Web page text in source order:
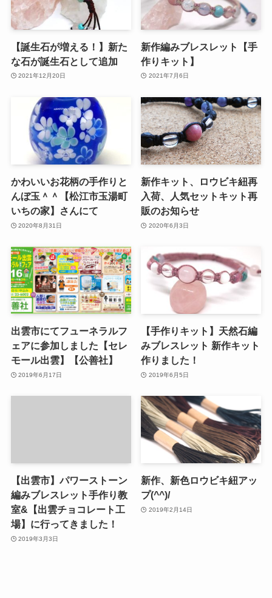
【誕生石が増える！】新た
な石が誕生石として追加
2021年12月20日
新作編みブレスレット【手
作りキット】
2021年7月6日
かわいいお花柄の手作りと
んぼ玉＾＾【松江市玉湯町
いちの家】さんにて
2020年8月31日
新作キット、ロウビキ紐再
入荷、人気セットキット再
販のお知らせ
2020年6月3日
出雲市にてフューネラルフ
ェアに参加しました【セレ
モール出雲】【公善社】
2019年6月17日
【手作りキット】天然石編
みブレスレット 新作キット
作りました！
2019年6月5日
【出雲市】パワーストーン
編みブレスレット手作り教
室&【出雲チョコレート工
場】に行ってきました！
2019年3月3日
新作、新色ロウビキ紐アッ
プ(^^)/
2019年2月14日